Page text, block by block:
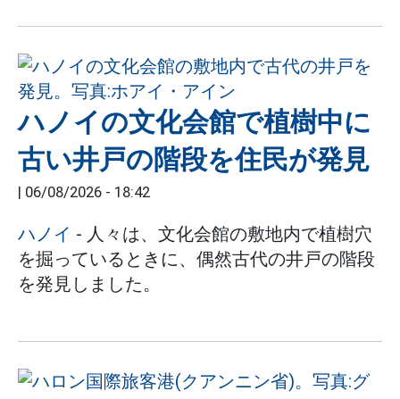
ハノイの文化会館で植樹中に
古い井戸の階段を住民が発見
06/08/2026 - 18:42
ハノイ - 人々は、文化会館の敷地内で植樹穴
を掘っているときに、偶然古代の井戸の階段
を発見しました。